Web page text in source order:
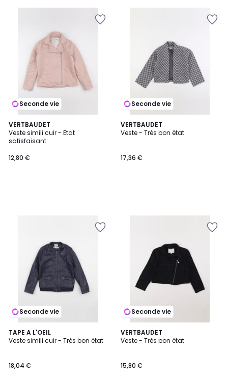
Seconde vie
VERTBAUDET
Veste simili cuir - Etat
satisfaisant
12,80 €
Seconde vie
VERTBAUDET
Veste - Très bon état
17,36 €
Seconde vie
TAPE A L'OEIL
Veste simili cuir - Très bon état
18,04 €
Seconde vie
VERTBAUDET
Veste - Très bon état
15,80 €